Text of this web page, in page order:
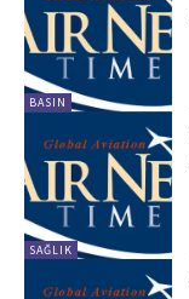
BASIN
SAĞLIK